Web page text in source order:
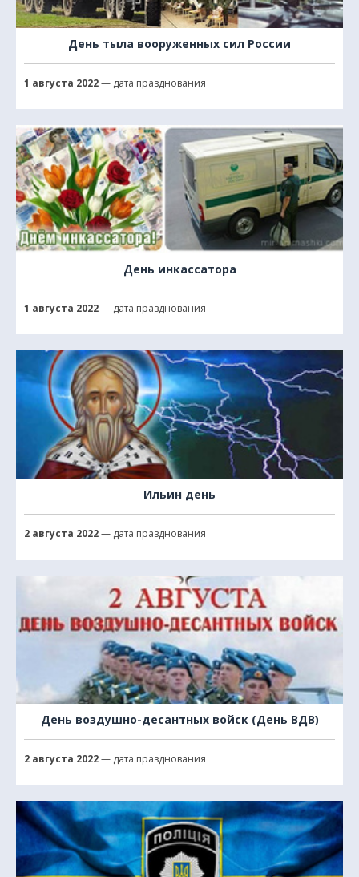
День тыла вооруженных сил России
1 августа 2022— дата празднования
День инкассатора
1 августа 2022— дата празднования
Ильин день
2 августа 2022— дата празднования
День воздушно-десантных войск (День ВДВ)
2 августа 2022— дата празднования